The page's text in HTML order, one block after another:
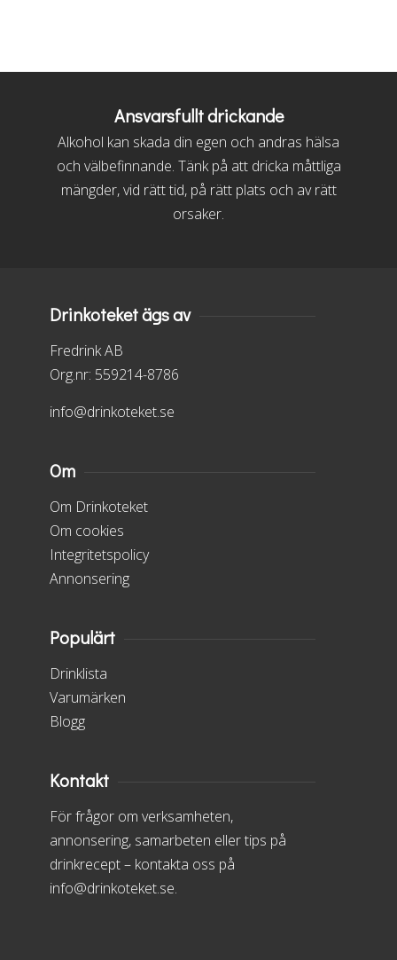
Ansvarsfullt drickande
Alkohol kan skada din egen och andras hälsa
och välbefinnande. Tänk på att dricka måttliga
mängder, vid rätt tid, på rätt plats och av rätt
orsaker.
Drinkoteket ägs av
Fredrink AB
Org.nr: 559214-8786
info@drinkoteket.se
Om
Om Drinkoteket
Om cookies
Integritetspolicy
Annonsering
Populärt
Drinklista
Varumärken
Blogg
Kontakt
För frågor om verksamheten,
annonsering, samarbeten eller tips på
drinkrecept – kontakta oss på
info@drinkoteket.se.